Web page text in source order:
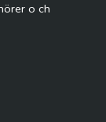
o ch